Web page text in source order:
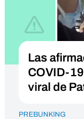
Las
COVID-
viral de
PREBUNKING